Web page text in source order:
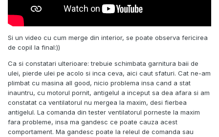
Si un video cu cum merge din interior, se poate observa fericirea
de copil la final:))
Ca si constatari ulterioare: trebuie schimbata garnitura baii de
ulei, pierde ulei pe acolo si inca ceva, aici caut sfaturi. Cat ne-am
plimbat cu masina all good, nicio problema insa cand a stat
inauntru, cu motorul pornit, antigelul a inceput sa dea afara si am
constatat ca ventilatorul nu mergea la maxim, desi fierbea
antigelul. La comanda din tester ventilatorul porneste la maxim
fara probleme, insa ma gandesc ce poate cauza acest
comportament. Ma gandesc poate la releul de comanda sau